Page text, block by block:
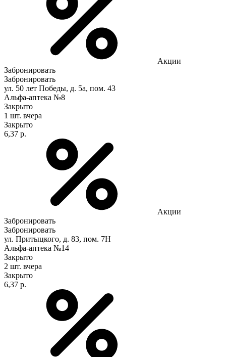
Акции
Забронировать
Забронировать
ул. 50 лет Победы, д. 5а, пом. 43
Альфа-аптека №8
Закрыто
1 шт. вчера
Закрыто
6,37 р.
Акции
Забронировать
Забронировать
ул. Притыцкого, д. 83, пом. 7Н
Альфа-аптека №14
Закрыто
2 шт. вчера
Закрыто
6,37 р.